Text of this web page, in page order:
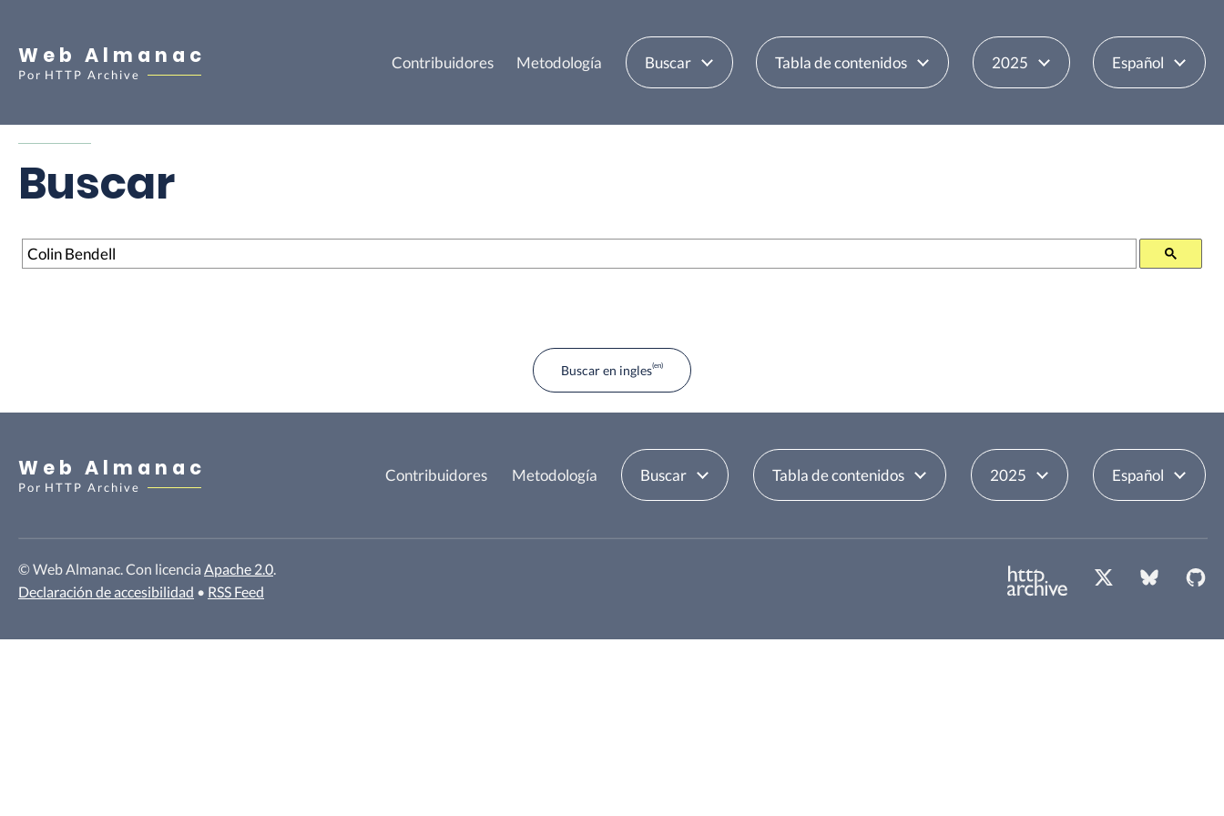
Web Almanac
Por HTTP Archive
Contribuidores Metodología Buscar Tabla de contenidos 2025 Español
Buscar
Buscar
Buscar en ingles
Web Almanac
Por HTTP Archive
Contribuidores Metodología Buscar Tabla de contenidos 2025 Español
© Web Almanac. Con licencia Apache 2.0.
Declaración de accesibilidad • RSS Feed